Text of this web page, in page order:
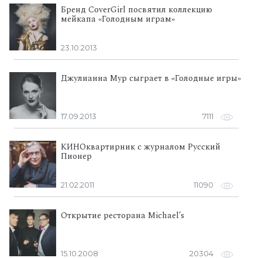
Бренд CoverGirl посвятил коллекцию
мейкапа «Голодным играм»
23.10.2013
Джулианна Мур сыграет в «Голодные игры»
17.09.2013 7111
КИНОквартирник с журналом Русский
Пионер
21.02.2011 11090
Открытие ресторана Michael’s
15.10.2008 20304